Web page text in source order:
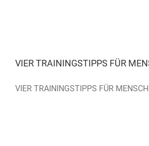
VIER TRAININGSTIPPS FÜR
VIER TRAININGSTIPPS FÜR